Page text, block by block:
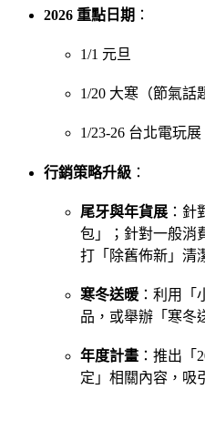
2026 重點日期 ：
1/1 元旦
1/20 大寒（節氣話
1/23-26 台北電玩
行銷策略升級 ：
尾牙與年貨展 ：針
包」；針對一般消
打「除舊佈新」清
寒冬送暖 ：利用「
品，或舉辦「寒冬
年度計畫 ：推出「
定」相關內容，吸